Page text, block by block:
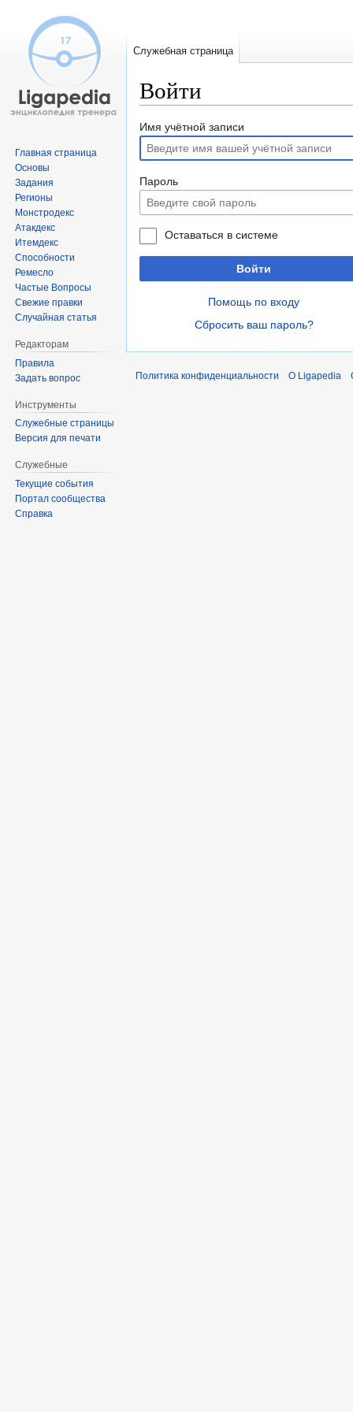
Войти
Перейти
навигации
Перейти
поиску
Имя учётной записи
Пароль
Оставаться в системе
Войти
Помощь по входу
Сбросить ваш пароль?
Служебная страница
Главная страница
Основы
Задания
Регионы
Монстродекс
Атакдекс
Итемдекс
Способности
Ремесло
Частые Вопросы
Свежие правки
Случайная статья
Редакторам
Правила
Задать вопрос
Инструменты
Служебные страницы
Версия для печати
Служебные
Текущие события
Портал сообщества
Справка
Политика конфиденциальности О Ligapedia